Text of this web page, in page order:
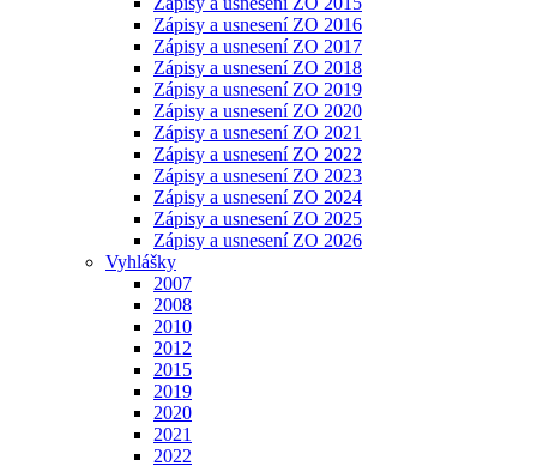
Zápisy a usnesení ZO 2016
Zápisy a usnesení ZO 2017
Zápisy a usnesení ZO 2018
Zápisy a usnesení ZO 2019
Zápisy a usnesení ZO 2020
Zápisy a usnesení ZO 2021
Zápisy a usnesení ZO 2022
Zápisy a usnesení ZO 2023
Zápisy a usnesení ZO 2024
Zápisy a usnesení ZO 2025
Zápisy a usnesení ZO 2026
Vyhlášky
2007
2008
2010
2012
2015
2019
2020
2021
2022